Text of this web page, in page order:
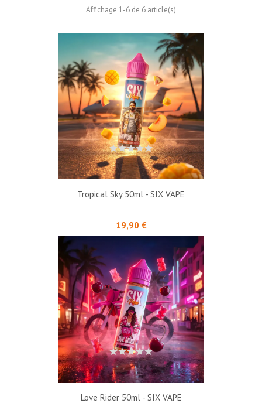
Affichage 1-6 de 6 article(s)
Tropical Sky 50ml - SIX VAPE
19,90 €Prix
Love Rider 50ml - SIX VAPE